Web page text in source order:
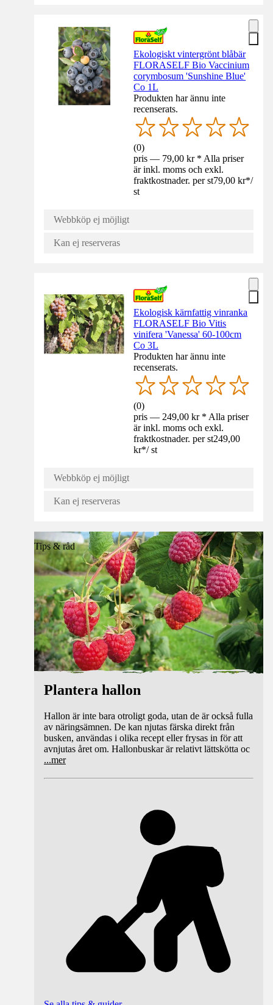
Ekologiskt vintergrönt blåbär
FLORASELF Bio Vaccinium
corymbosum 'Sunshine Blue'
Co 1L
Produkten har ännu inte
recenserats.
(0)
pris — 79,00 kr * Alla priser
är inkl. moms och exkl.
fraktkostnader. per st79,00 kr*/
st
Webbköp ej möjligt
Kan ej reserveras
Ekologisk kärnfattig vinranka
FLORASELF Bio Vitis
vinifera 'Vanessa' 60-100cm
Co 3L
Produkten har ännu inte
recenserats.
(0)
pris — 249,00 kr * Alla priser
är inkl. moms och exkl.
fraktkostnader. per st249,00
kr*/ st
Webbköp ej möjligt
Kan ej reserveras
Tips & råd
Plantera hallon
Hallon är inte bara otroligt goda, utan de är också fulla
av näringsämnen. De kan njutas färska direkt från
busken, användas i olika recept eller frysas in för att
avnjutas året om. Hallonbuskar är relativt lättskötta oc
...mer